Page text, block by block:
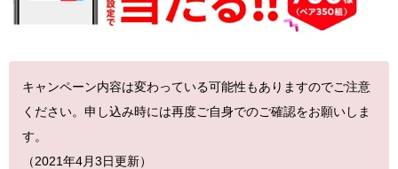
キャンペーン内容は変わっている可能性もありますのでご注意
ください。申し込み時には再度ご自身でのご確認をお願いしま
す。
（2021年4月3日更新）